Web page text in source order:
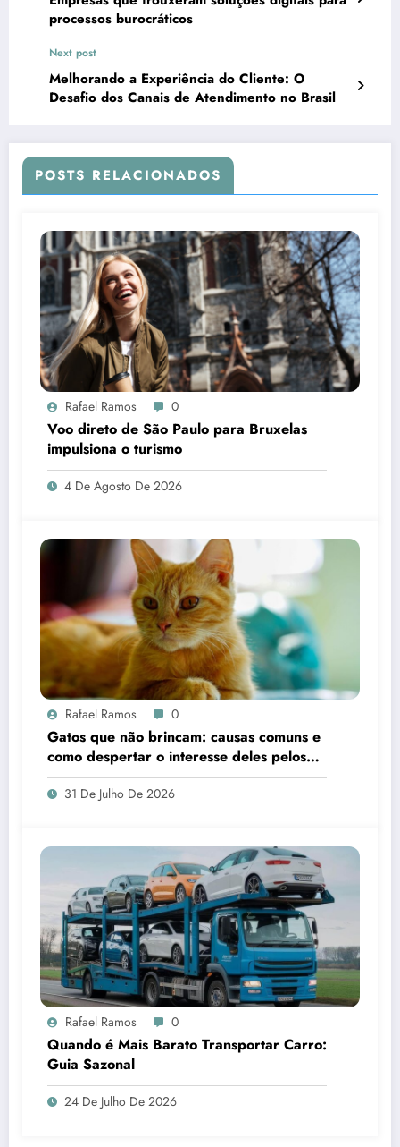
processos burocráticos
Next post
Melhorando a Experiência do Cliente: O
Desafio dos Canais de Atendimento no Brasil
POSTS RELACIONADOS
Rafael Ramos 0
Voo direto de São Paulo para Bruxelas
impulsiona o turismo
4 De Agosto De 2026
Rafael Ramos 0
Gatos que não brincam: causas comuns e
como despertar o interesse deles pelos
brinquedos
31 De Julho De 2026
Rafael Ramos 0
Quando é Mais Barato Transportar Carro:
Guia Sazonal
24 De Julho De 2026